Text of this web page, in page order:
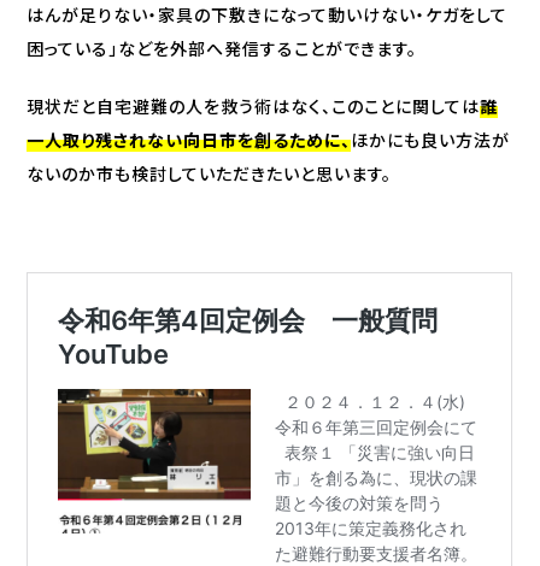
はんが足りない・家具の下敷きになって動いけない・ケガをして
困っている」などを外部へ発信することができます。
現状だと自宅避難の人を救う術はなく、このことに関しては誰
一人取り残されない向日市を創るために、ほかにも良い方法が
ないのか市も検討していただきたいと思います。